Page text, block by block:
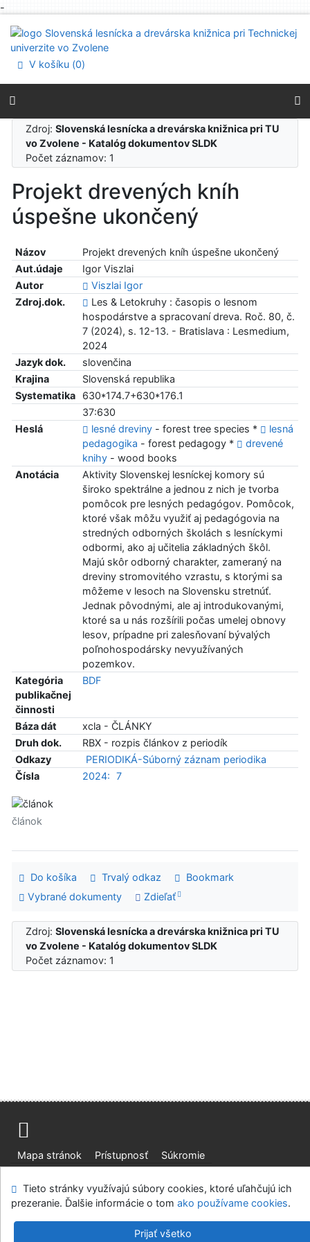
-
Prejsť na menu
Prehlásenie o webovej prístupnosti
V košíku (0)
Zdroj:Slovenská lesnícka a drevárska knižnica pri TU
vo Zvolene - Katalóg dokumentov SLDK
Počet záznamov: 1
Projekt drevených kníh
úspešne ukončený
Názov
Projekt drevených kníh úspešne ukončený
Aut.údaje
Igor Viszlai
Autor
Viszlai Igor
Zdroj.dok.
Les & Letokruhy : časopis o lesnom
hospodárstve a spracovaní dreva. Roč. 80, č.
7 (2024), s. 12-13. - Bratislava : Lesmedium,
2024
Jazyk dok.
slovenčina
Krajina
Slovenská republika
Systematika
630*174.7+630*176.1
37:630
Heslá
lesné dreviny- forest tree species *
lesná
pedagogika - forest pedagogy *
drevené
knihy- wood books
Anotácia
Aktivity Slovenskej lesníckej komory sú
široko spektrálne a jednou z nich je tvorba
pomôcok pre lesných pedagógov. Pomôcok,
ktoré však môžu využiť aj pedagógovia na
stredných odborných školách s lesníckymi
odbormi, ako aj učitelia základných škôl.
Majú skôr odborný charakter, zameraný na
dreviny stromovitého vzrastu, s ktorými sa
môžeme v lesoch na Slovensku stretnúť.
Jednak pôvodnými, ale aj introdukovanými,
ktoré sa u nás rozšírili počas umelej obnovy
lesov, prípadne pri zalesňovaní bývalých
poľnohospodársky nevyužívaných
pozemkov.
Kategória
publikačnej
činnosti
BDF
Báza dát
xcla - ČLÁNKY
Druh dok.
RBX - rozpis článkov z periodík
Odkazy
PERIODIKÁ-Súborný záznam periodika
Čísla
2024: 7
článok
Do košíka Trvalý odkaz
Bookmark
Vybrané dokumenty
Zdieľať
Zdroj:Slovenská lesnícka a drevárska knižnica pri TU
vo Zvolene - Katalóg dokumentov SLDK
Počet záznamov: 1
Mapa stránok Prístupnosť
Súkromie
Slovenská lesnícka a drevárska knižnica pri Technickej
univerzite vo Zvolene
Tieto stránky využívajú súbory cookies, ktoré uľahčujú ich
prezeranie. Ďalšie informácie o tom ako používame cookies.
Prijať všetko